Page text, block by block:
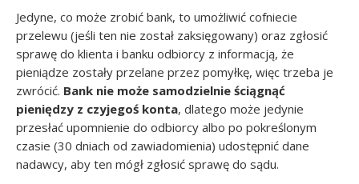
Jedyne, co może zrobić bank, to umożliwić cofniecie
przelewu (jeśli ten nie został zaksięgowany) oraz zgłosić
sprawę do klienta i banku odbiorcy z informacją, że
pieniądze zostały przelane przez pomyłkę, więc trzeba je
zwrócić. Bank nie może samodzielnie ściągnąć
pieniędzy z czyjegoś konta, dlatego może jedynie
przesłać upomnienie do odbiorcy albo po pokreślonym
czasie (30 dniach od zawiadomienia) udostępnić dane
nadawcy, aby ten mógł zgłosić sprawę do sądu.